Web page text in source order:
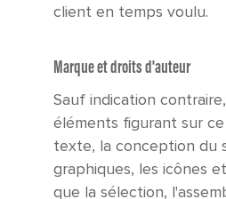
client en temps voulu.
Marque et droits d'auteur
Sauf indication
éléments figurant sur
texte, la conception du
graphiques, les icônes
que la sélection,